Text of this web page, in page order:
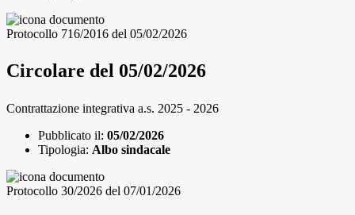
Protocollo 716/2016 del 05/02/2026
Circolare del 05/02/2026
Contrattazione integrativa a.s. 2025 - 2026
Pubblicato il: 05/02/2026
Tipologia: Albo sindacale
Protocollo 30/2026 del 07/01/2026